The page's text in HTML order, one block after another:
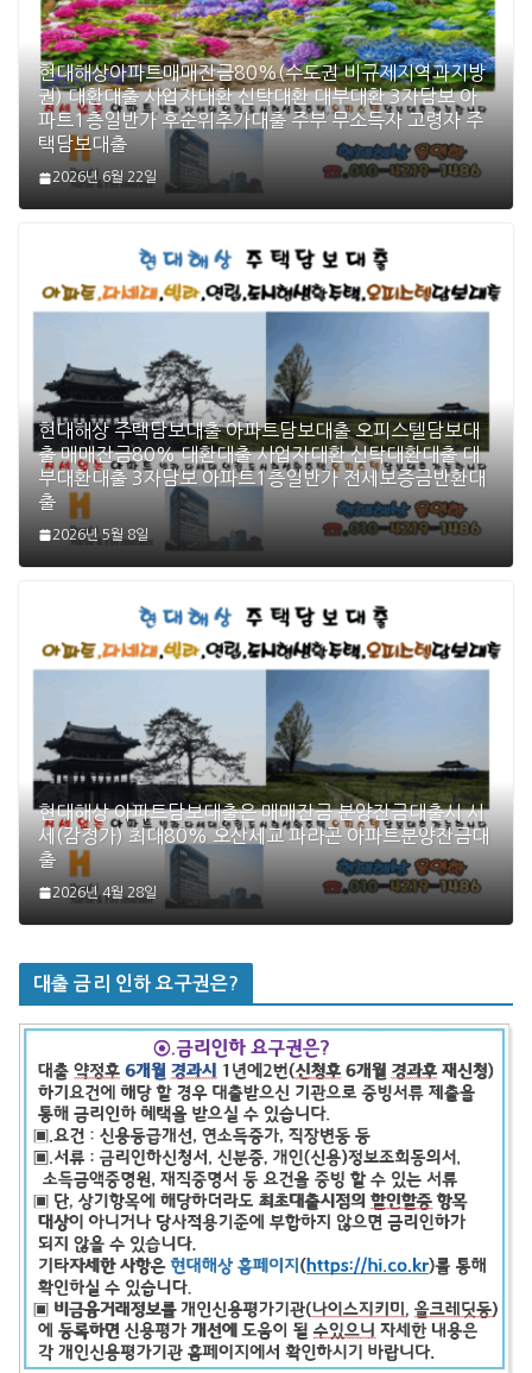
현대해상아파트매매잔금80%(수도권 비규제지역과지방
권) 대환대출 사업자대환 신탁대환 대부대환 3자담보 아
파트1층일반가 후순위추가대출 주부 무소득자 고령자 주
택담보대출
2026년 6월 22일
현대해상 주택담보대출 아파트담보대출 오피스텔담보대
출 매매잔금80% 대환대출 사업자대환 신탁대환대출 대
부대환대출 3자담보 아파트1층일반가 전세보증금반환대
출
2026년 5월 8일
현대해상 아파트담보대출은 매매잔금 분양잔금대출시 시
세(감정가) 최대80% 오산세교 파라곤 아파트분양잔금대
출
2026년 4월 28일
대출 금리 인하 요구권은?